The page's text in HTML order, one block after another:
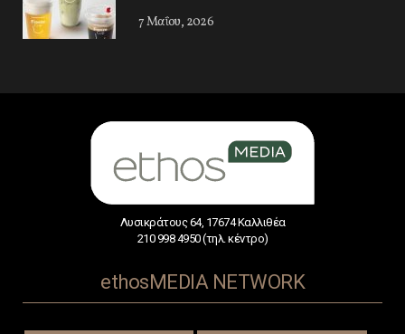
7 Μαΐου, 2026
Λυσικράτους 64, 17674 Καλλιθέα
210 998 4950 (τηλ. κέντρο)
ethosMEDIA NETWORK